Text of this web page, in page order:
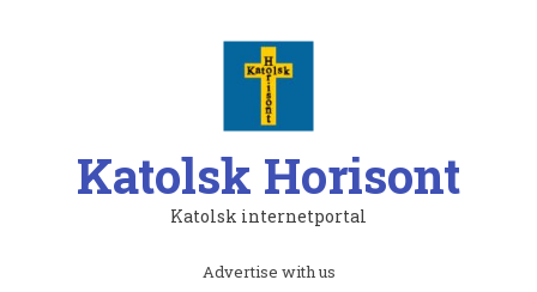
Katolsk Horisont
Katolsk internetportal
Advertise with us